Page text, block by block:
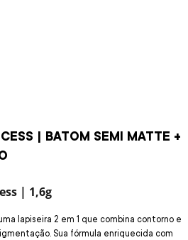
| BATOM SEMI MATTE +
| 1,6g
lapiseira 2 em 1 que combina contorno e
Sua fórmula enriquecida com